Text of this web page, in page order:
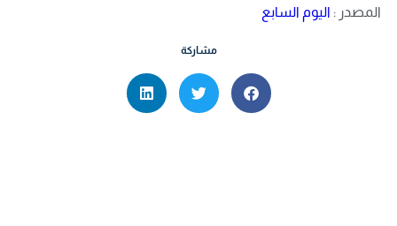
المصدر : اليوم السابع
مشاركة